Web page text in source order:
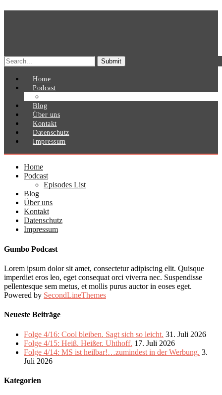
Search
for:
Home
Podcast
Blog
Über uns
Kontakt
Datenschutz
Impressum
Home
Podcast
Episodes List
Blog
Über uns
Kontakt
Datenschutz
Impressum
Gumbo Podcast
Lorem ipsum dolor sit amet, consectetur adipiscing elit. Quisque
imperdiet eros leo, eget consequat orci viverra nec. Suspendisse
pellentesque sem metus, et mollis purus auctor in eoses eget.
Powered by SecondLineThemes
Neueste Beiträge
Folge 4/16: Cool bleiben. Sagt sich so leicht. 31. Juli 2026
Folge 4/15: Heiß. Heißer. Uhthoff. 17. Juli 2026
Folge 4/14: MS ist heilbar!…zumindest in der Werbung. 3.
Juli 2026
Kategorien